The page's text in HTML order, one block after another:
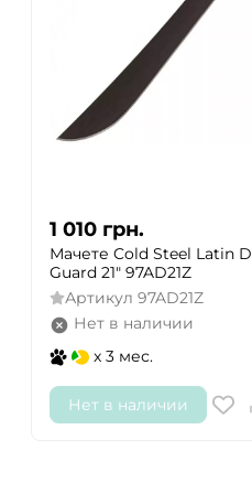
1 010 грн.
Мачете Cold Steel Latin
Guard 21" 97AD21Z
Артикул 97AD21Z
Нет в наличии
x 3 мес.
Нет в наличии